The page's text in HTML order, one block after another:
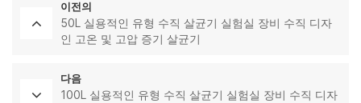
이전의
50L 실용적인 유형 수직 살균기 실험실 장비 수직 디자
인 고온 및 고압 증기 살균기
다음
100L 실용적인 유형 수직 살균기 실험실 장비 수직 디자